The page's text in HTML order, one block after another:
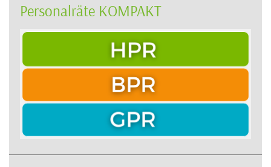
Personalräte KOMPAKT